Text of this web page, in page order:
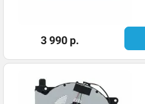
3 990 р.